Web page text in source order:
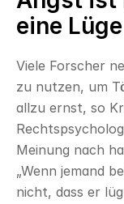
eine Lüge
Viele Forscher
zu nutzen, um
allzu ernst, so
Meinung nach
„Wenn jemand
nicht, dass er